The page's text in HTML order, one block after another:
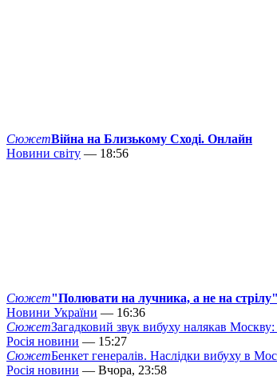
СюжетВійна на Близькому Сході. Онлайн
Новини світу — 18:56
Сюжет"Полювати на лучника, а не на
Новини України — 16:36
СюжетЗагадковий звук вибуху налякав
Росія новини — 15:27
СюжетБенкет генералів. Наслідки вибуху в
Росія новини — Вчора, 23:58